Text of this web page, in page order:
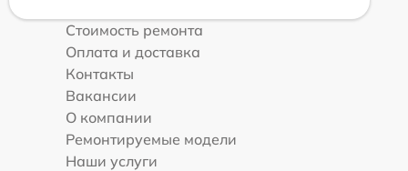
Стоимость ремонта
Оплата и доставка
Контакты
Вакансии
О компании
Ремонтируемые модели
Наши услуги